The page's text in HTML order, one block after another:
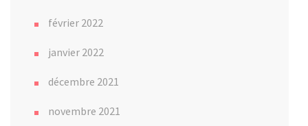
février 2022
janvier 2022
décembre 2021
novembre 2021